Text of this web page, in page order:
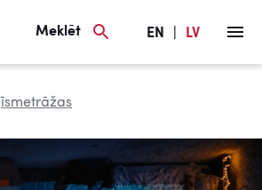
Meklēt EN LV
īsmetrāžas